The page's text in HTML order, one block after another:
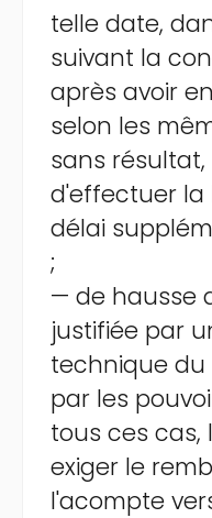
telle date,
suivant la
après avoir
selon les
sans
d'effectuer la
délai
;
— de hausse
justifiée par
technique du
par les
tous ces
exiger le
l'acompte